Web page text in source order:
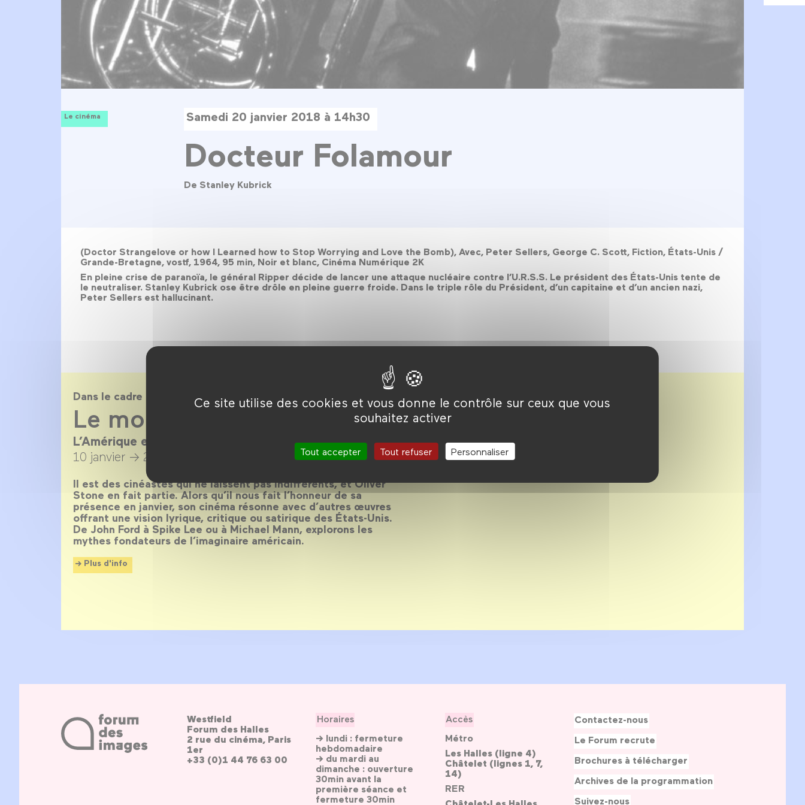
Ce site utilise des cookies et vous donne le contrôle sur ceux que vous
souhaitez activer
Tout accepter Tout refuser Personnaliser
Le cinéma Samedi 20 janvier 2018 à 14h30
Docteur Folamour
De Stanley Kubrick
(Doctor Strangelove or how I Learned how to Stop Worrying and Love the Bomb), Avec, Peter Sellers, George C. Scott, Fiction, États-Unis /
Grande-Bretagne, vostf, 1964, 95 min, Noir et blanc, Cinéma Numérique 2K
En pleine crise de paranoïa, le général Ripper décide de lancer une attaque nucléaire contre l’U.R.S.S. Le président des États-Unis tente de
le neutraliser. Stanley Kubrick ose être drôle en pleine guerre froide. Dans le triple rôle du Président, d’un capitaine et d’un ancien nazi,
Peter Sellers est hallucinant.
Dans le cadre de
Le monde est Stone
L’Amérique en 80 films / en présence d’Oliver Stone
10 janvier → 28 février 2018
Il est des cinéastes qui ne laissent pas indifférents, et Oliver
Stone en fait partie. Alors qu’il nous fait l’honneur de sa
présence en janvier, son cinéma résonne avec d’autres œuvres
offrant une vision lyrique, critique ou satirique des États-Unis.
De John Ford à Spike Lee ou à Michael Mann, explorons les
mythes fondateurs de l’imaginaire américain.
Plus d'info
Westfield
Forum des Halles
2 rue du cinéma, Paris
1er
+33 (0)1 44 76 63 00
Horaires
→ lundi : fermeture
hebdomadaire
→ du mardi au
dimanche : ouverture
30min avant la
première séance et
fermeture 30min
Accès
Métro
Les Halles (ligne 4)
Châtelet (lignes 1, 7,
14)
RER
Contactez-nous
Le Forum recrute
Brochures à télécharger
Archives de la programmation
Suivez-nous